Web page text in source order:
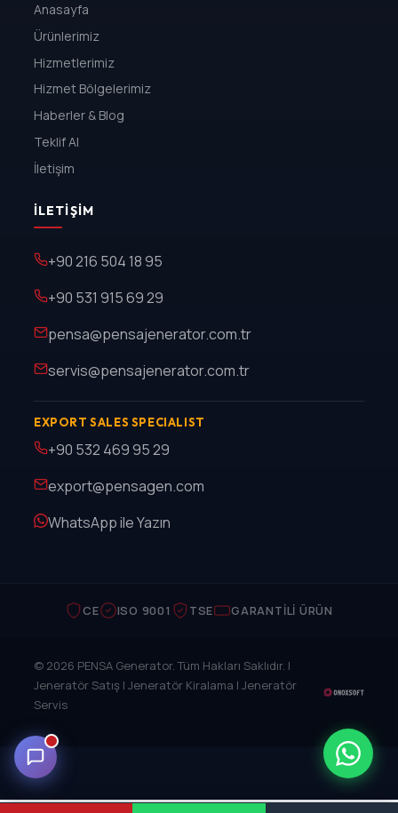
Anasayfa
Ürünlerimiz
Hizmetlerimiz
Hizmet Bölgelerimiz
Haberler & Blog
Teklif Al
İletişim
İLETIŞIM
+90 216 504 18 95
+90 531 915 69 29
pensa@pensajenerator.com.tr
servis@pensajenerator.com.tr
EXPORT SALES SPECIALIST
+90 532 469 95 29
export@pensagen.com
WhatsApp ile Yazın
CE ISO 9001 TSE GARANTILI ÜRÜN
© 2026 PENSA Generator. Tüm Hakları Saklıdır. |
Jeneratör Satış | Jeneratör Kiralama | Jeneratör
Servis